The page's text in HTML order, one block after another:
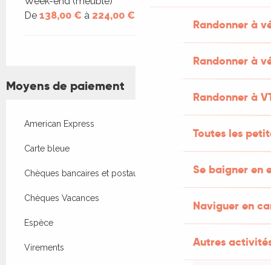
Randonner à
Randonner à
Randonner à
Toutes les
Se baigner en
Naviguer en
Autres
De 138,00 € à 224,00 €
Moyens de paiement
American Express
Carte bleue
Chèques bancaires et postaux
Chèques Vacances
Espèce
Virements